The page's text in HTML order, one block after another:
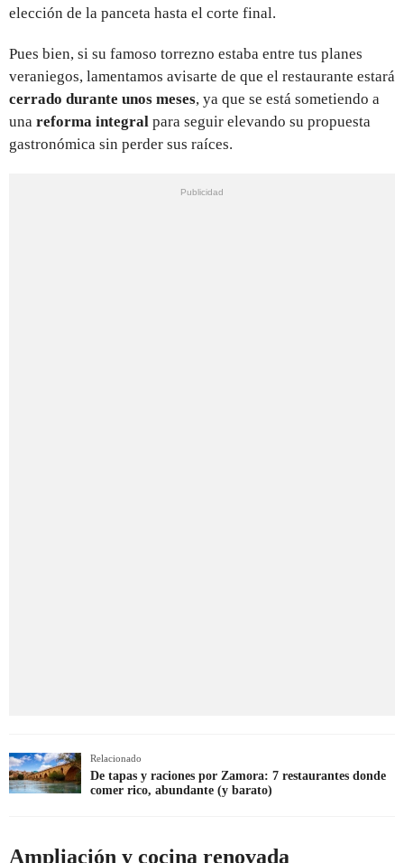
elección de la panceta hasta el corte final.
Pues bien, si su famoso torrezno estaba entre tus planes
veraniegos, lamentamos avisarte de que el restaurante estará
cerrado durante unos meses, ya que se está sometiendo a
una reforma integral para seguir elevando su propuesta
gastronómica sin perder sus raíces.
Relacionado
De tapas y raciones por Zamora: 7 restaurantes donde
comer rico, abundante (y barato)
Ampliación y cocina renovada